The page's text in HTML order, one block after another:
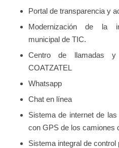
Portal de transparencia y
Modernización de la
municipal de TIC.
Centro de llamadas y
COATZATEL
Whatsapp
Chat en línea
Sistema de internet de
con GPS de los camiones
Sistema integral de control